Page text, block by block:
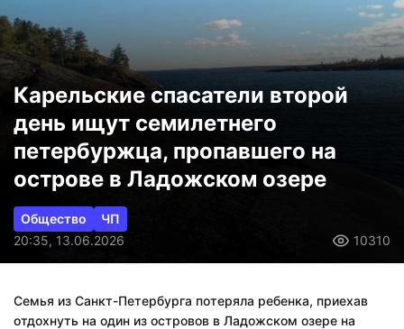
Карельские спасатели второй
день ищут семилетнего
петербуржца, пропавшего на
острове в Ладожском озере
Общество
ЧП
20:35, 13.06.2026
10310
Семья из Санкт-Петербурга потеряла ребенка, приехав
отдохнуть на один из островов в Ладожском озере на